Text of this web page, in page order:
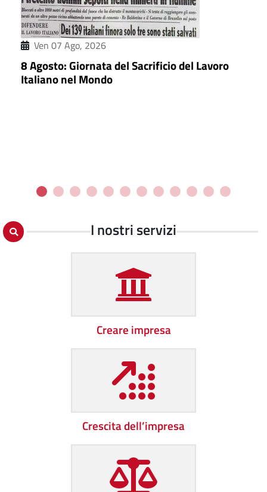
Ven 07 Ago, 2026
8 Agosto: Giornata del Sacrificio del Lavoro
Italiano nel Mondo
I nostri servizi
Creare impresa
Crescita dell’impresa